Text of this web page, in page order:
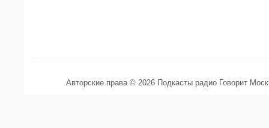
Авторские права © 2026 Подкасты радио Говорит